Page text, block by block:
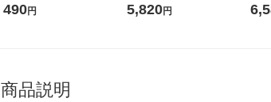
コウォーター）2L ラベルレ
490円
ガジャンボ 2300g 1セット
5,820円
ーの
商品説明